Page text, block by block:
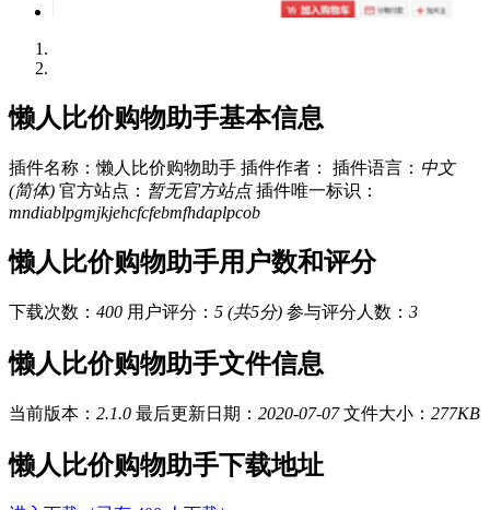
懒人比价购物助手基本信息
插件名称：懒人比价购物助手 插件作者： 插件语言： 中文
(简体) 官方站点： 暂无官方站点 插件唯一标识：
mndiablpgmjkjehcfcfebmfhdaplpcob
懒人比价购物助手用户数和评分
下载次数： 400 用户评分： 5 (共5分) 参与评分人数： 3
懒人比价购物助手文件信息
当前版本： 2.1.0 最后更新日期： 2020-07-07 文件大小： 277KB
懒人比价购物助手下载地址